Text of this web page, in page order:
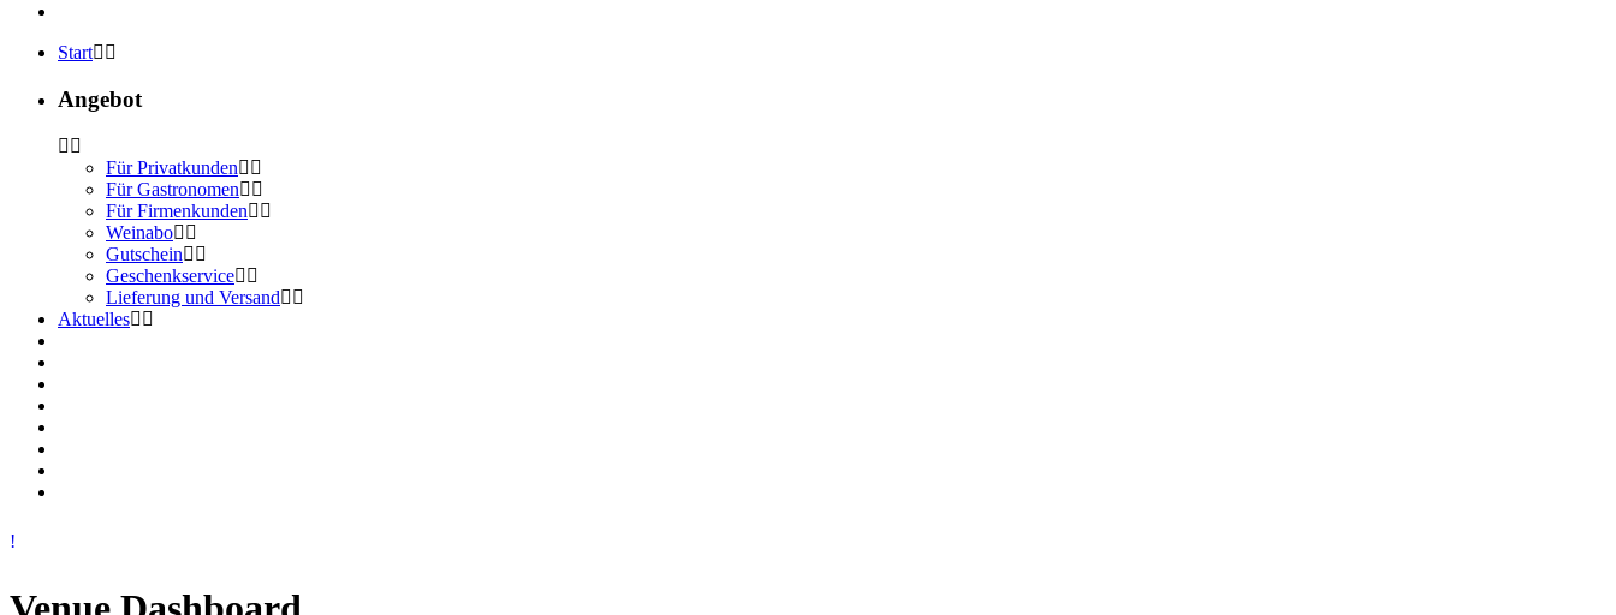
Start
Angebot
Für Privatkunden
Für Gastronomen
Für Firmenkunden
Weinabo
Gutschein
Geschenkservice
Lieferung und Versand
Aktuelles